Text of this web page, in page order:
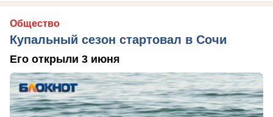
Общество
Купальный сезон стартовал в Сочи
Его открыли 3 июня